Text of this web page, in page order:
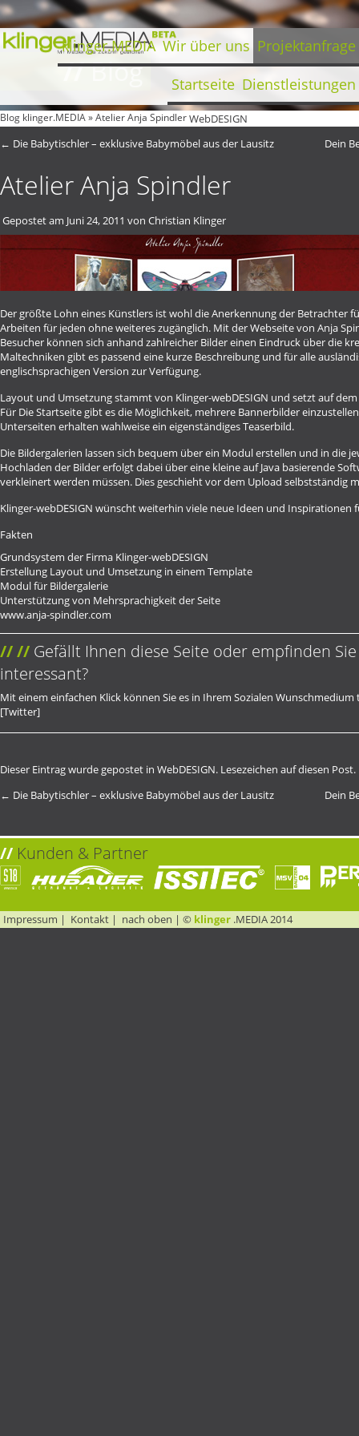
Projektanfrage
Wir über uns
klinger.MEDIA
Dienstleistungen
Startseite
//Blog
Blog klinger.MEDIA » WebDESIGN
Atelier Anja Spindler
← Die Babytischler – exklusive Babymöbel aus der Lausitz Dein
Atelier Anja Spindler
Gepostet am Juni 24, 2011 von Christian Klinger
Der größte Lohn eines Künstlers ist wohl die Anerkennung der Betrachter
Arbeiten für jeden ohne weiteres zugänglich. Mit der Webseite von Anja
Besucher können sich anhand zahlreicher Bilder einen Eindruck über die
Maltechniken gibt es passend eine kurze Beschreibung und für alle
englischsprachigen Version zur Verfügung.
Layout und Umsetzung stammt von Klinger-webDESIGN und setzt auf
Für Die Startseite gibt es die Möglichkeit, mehrere Bannerbilder
Unterseiten erhalten wahlweise ein eigenständiges Teaserbild.
Die Bildergalerien lassen sich bequem über ein Modul erstellen und in die
Hochladen der Bilder erfolgt dabei über eine kleine auf Java basierende
verkleinert werden müssen. Dies geschieht vor dem Upload selbstständig
Klinger-webDESIGN wünscht weiterhin viele neue Ideen und Inspirationen
Fakten
Grundsystem der Firma Klinger-webDESIGN
Erstellung Layout und Umsetzung in einem Template
Modul für Bildergalerie
Unterstützung von Mehrsprachigkeit der Seite
www.anja-spindler.com
// Gefällt Ihnen diese Seite oder empfinden
interessant?
Mit einem einfachen Klick können Sie es in Ihrem Sozialen
[Twitter]
Dieser Eintrag wurde gepostet in WebDESIGN. Lesezeichen auf diesen Post.
← Die Babytischler – exklusive Babymöbel aus der Lausitz Dein
// Kunden & Partner
Impressum | Kontakt | nach oben | © klinger .MEDIA 2014